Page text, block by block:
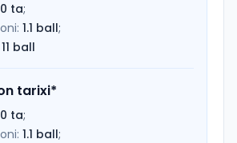
ta;
1.1 ball;
11 ball
tarixi*
ta;
1.1 ball;